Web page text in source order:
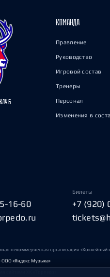
КОМАНДА
Правление
Руководство
Игровой состав
Тренеры
Персонал
Изменения в
16-60
Билеты
+7 (920)
некоммерческая организация «Хоккейный
ООО «Яндекс Музыка»